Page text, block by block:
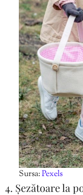
Sursa:Pexels
4. Șezătoare la